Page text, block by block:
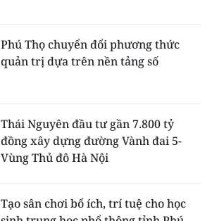
Phú Thọ chuyển đổi phương thức
quản trị dựa trên nền tảng số
Thái Nguyên đầu tư gần 7.800 tỷ
đồng xây dựng đường Vành đai 5-
Vùng Thủ đô Hà Nội
Tạo sân chơi bổ ích, trí tuệ cho học